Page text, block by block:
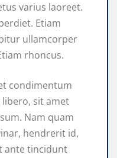
varius laoreet.
Etiam
ullamcorper
rhoncus.
condimentum
sit amet
Nam quam
hendrerit id,
ante tincidunt